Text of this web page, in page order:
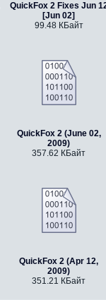
QuickFox 2 Fixes Jun
[Jun 02]
99.48 КБайт
QuickFox 2 (June 02,
2009)
357.62 КБайт
QuickFox 2 (Apr 12,
2009)
351.21 КБайт